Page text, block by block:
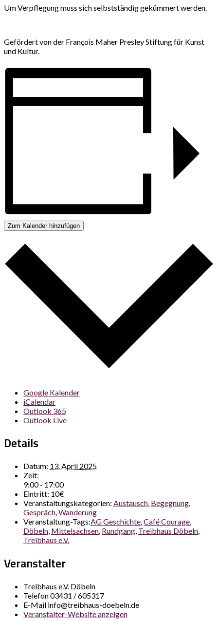
Um Verpflegung muss sich selbstständig gekümmert werden.
Gefördert von der François Maher Presley Stiftung für Kunst
und Kultur.
Zum Kalender hinzufügen
Google Kalender
iCalendar
Outlook 365
Outlook Live
Details
Datum: 13. April 2025
Zeit:
9:00 - 17:00
Eintritt: 10€
Veranstaltungskategorien: Austausch, Begegnung,
Gespräch,Wanderung
Veranstaltung-Tags:AG Geschichte,Café Courage,
Döbeln, Mittelsachsen, Rundgang, Treibhaus Döbeln,
Treibhaus e.V.
Veranstalter
Treibhaus e.V. Döbeln
Telefon03431 / 605317
E-Mail info@treibhaus-doebeln.de
Veranstalter-Website anzeigen